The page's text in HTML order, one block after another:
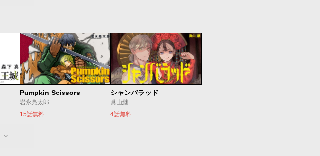
Pumpkin Scissors
岩永亮太郎
15話無料
シャンバラッド
眞山継
4話無料